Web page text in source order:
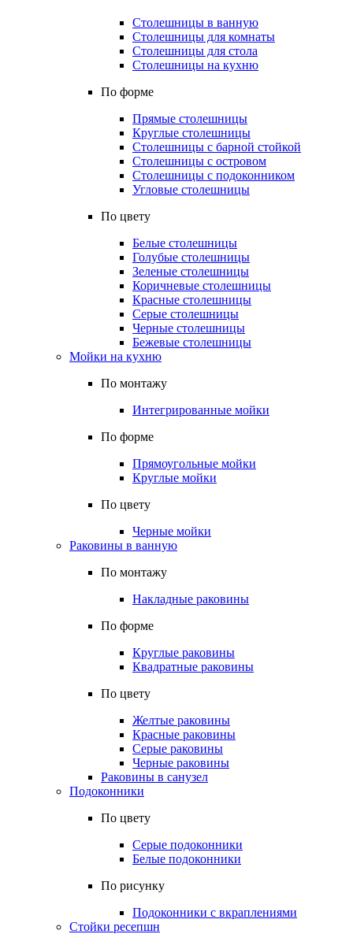
Столешницы в ванную
Столешницы для комнаты
Столешницы для стола
Столешницы на кухню
По форме
Прямые столешницы
Круглые столешницы
Столешницы с барной стойкой
Столешницы с островом
Столешницы с подоконником
Угловые столешницы
По цвету
Белые столешницы
Голубые столешницы
Зеленые столешницы
Коричневые столешницы
Красные столешницы
Серые столешницы
Черные столешницы
Бежевые столешницы
Мойки на кухню
По монтажу
Интегрированные мойки
По форме
Прямоугольные мойки
Круглые мойки
По цвету
Черные мойки
Раковины в ванную
По монтажу
Накладные раковины
По форме
Круглые раковины
Квадратные раковины
По цвету
Желтые раковины
Красные раковины
Серые раковины
Черные раковины
Раковины в санузел
Подоконники
По цвету
Серые подоконники
Белые подоконники
По рисунку
Подоконники с вкраплениями
Стойки ресепшн